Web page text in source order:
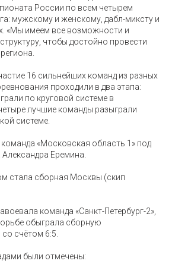
России по всем четырем
мужскому и женскому, дабл-миксту и
«Мы имеем все возможности и
чтобы достойно провести
16 сильнейших команд из разных
проходили в два этапа:
по круговой системе в
лучшие команды разыграли
системе.
«Московская область 1» под
Еремина.
стала сборная Москвы (скип
команда «Санкт-Петербург-2»,
обыграла сборную
счётом 6:5.
были отмечены: